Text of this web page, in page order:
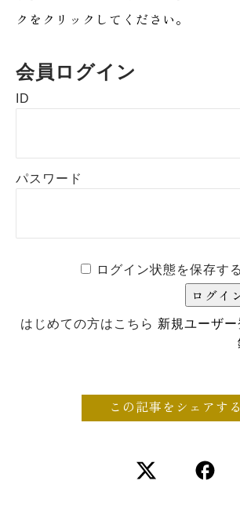
クをクリックしてください。
会員ログイン
ID
パスワード
ログイン状態を保存する
はじめての方はこちら 新規ユーザー
この記事をシェアする